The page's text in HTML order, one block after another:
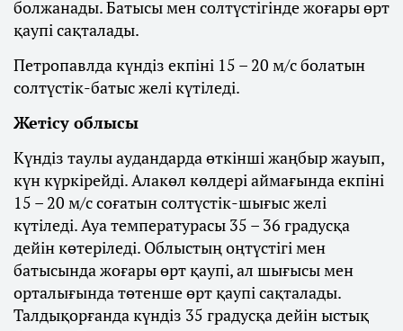
болжанады. Батысы мен солтүстігінде жоғары өрт
қаупі сақталады.
Петропавлда күндіз екпіні 15 – 20 м/с болатын
солтүстік-батыс желі күтіледі.
Жетісу облысы
Күндіз таулы аудандарда өткінші жаңбыр жауып,
күн күркірейді. Алакөл көлдері аймағында екпіні
15 – 20 м/с соғатын солтүстік-шығыс желі
күтіледі. Ауа температурасы 35 – 36 градусқа
дейін көтеріледі. Облыстың оңтүстігі мен
батысында жоғары өрт қаупі, ал шығысы мен
орталығында төтенше өрт қаупі сақталады.
Талдықорғанда күндіз 35 градусқа дейін ыстық